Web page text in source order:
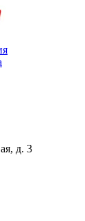
д. 3